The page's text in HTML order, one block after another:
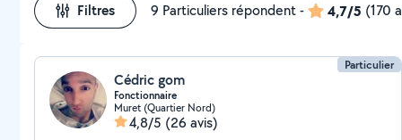
Filtres 9 Particuliers répondent- 4,7/5 (170
Particulier
Cédric gom
Fonctionnaire
Muret (Quartier Nord)
4,8/5 (26 avis)